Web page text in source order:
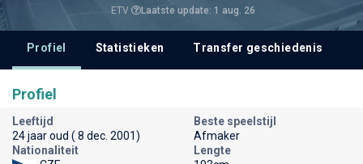
ETV Laatste update: 1 aug. 26
Profiel Statistieken Transfer geschiedenis
Profiel
Leeftijd
24 jaar oud ( 8 dec. 2001)
Beste speelstijl
Afmaker
Nationaliteit
Lengte